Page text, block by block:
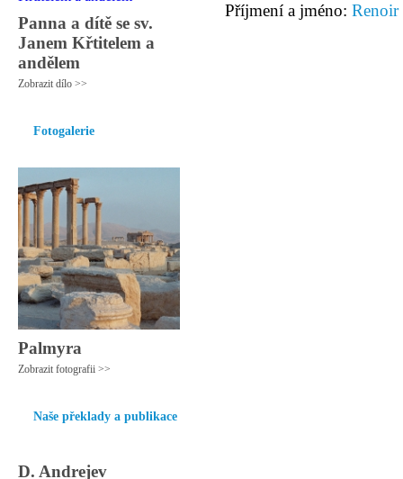
Panna a dítě se sv.
Janem Křtitelem a
andělem
Zobrazit dílo >>
Fotogalerie
Palmyra
Zobrazit fotografii >>
Naše překlady a publikace
D. Andrejev
Příjmení a jméno: Renoir